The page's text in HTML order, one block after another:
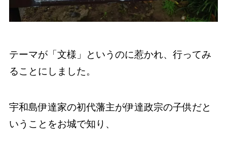
テーマが「文様」というのに惹かれ、行ってみ
ることにしました。
宇和島伊達家の初代藩主が伊達政宗の子供だと
いうことをお城で知り、